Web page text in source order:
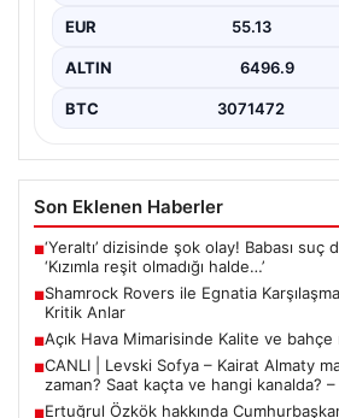
bir…
EUR 55.13
ALTIN 6496.9
BTC 3071472
Son Eklenen Haberler
■‘Yeraltı’ dizisinde şok olay! Babası
‘Kızımla reşit olmadığı halde…’
■Shamrock Rovers ile Egnatia
Kritik Anlar
■Açık Hava Mimarisinde Kalite ve bahçe
■CANLI | Levski Sofya – Kairat Almaty
zaman? Saat kaçta ve hangi kanalda?
■Ertuğrul Özkök hakkında